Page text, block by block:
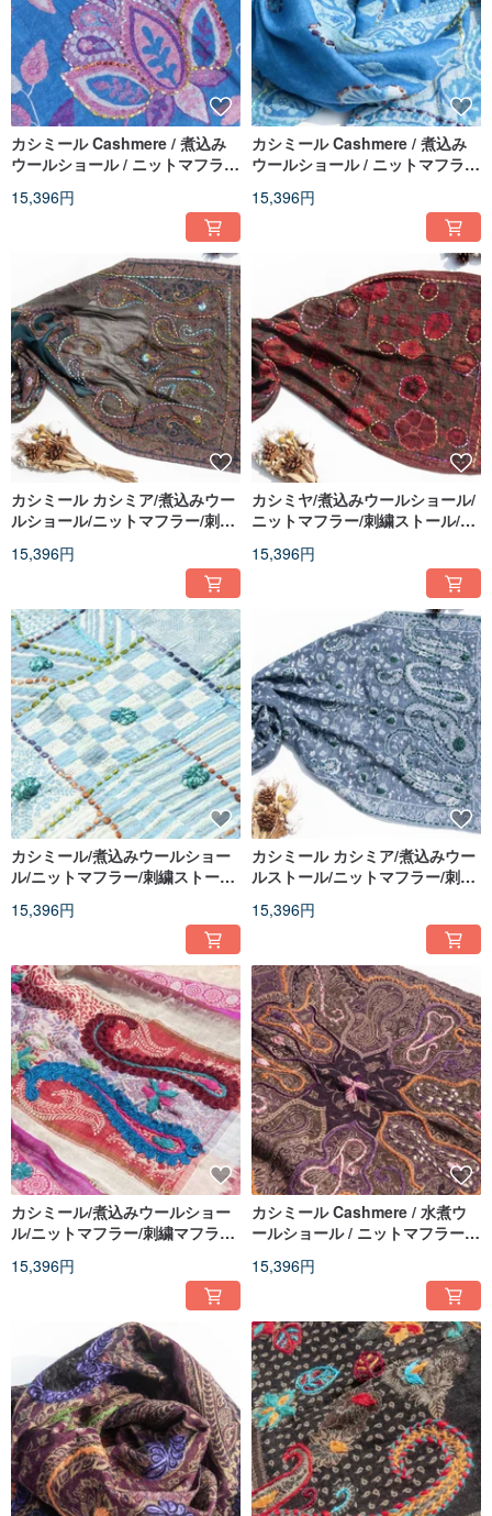
カシミール Cashmere / 煮込み
ウールショール / ニットマフラー
ル - 花
15,396円
カシミール Cashmere / 煮込み
ウールショール / ニットマフラー
ル - 花
15,396円
カシミール カシミア/煮込みウー
ルショール/ニットマフラー/刺繍
柄
15,396円
カシミヤ/煮込みウールショール/
ニットマフラー/刺繍ストール/カ
15,396円
カシミール/煮込みウールショー
ル/ニットマフラー/刺繍ストール/
15,396円
カシミール カシミア/煮込みウー
ルストール/ニットマフラー/刺繍
柄
15,396円
カシミール/煮込みウールショー
ル/ニットマフラー/刺繍マフラー/
15,396円
カシミール Cashmere / 水煮ウ
ールショール / ニットマフラー /
- 花
15,396円